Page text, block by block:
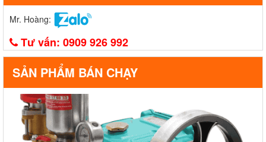
Mr. Hoàng:
Tư vấn: 0909 926 992
SẢN PHẨM BÁN CHẠY